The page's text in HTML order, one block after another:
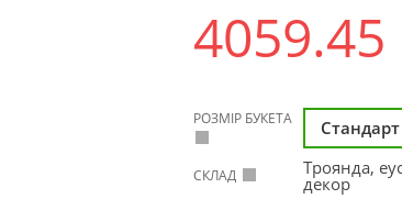
4059.45
РОЗМІР БУКЕТА Стандарт
СКЛАД Троянда,
декор